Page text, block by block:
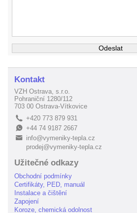
Kontakt
VZH Ostrava, s.r.o.
Pohraniční 1280/112
703 00 Ostrava-Vítkovice
L +420 773 879 931
E+44 74 9187 2667
B
info@vymeniky-tepla.cz
prodej@vymeniky-tepla.cz
Užitečné odkazy
Obchodní podmínky
Certifikáty, PED, manuál
Instalace a čištění
Zapojení
Koroze, chemická odolnost